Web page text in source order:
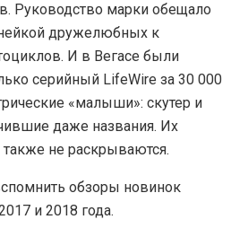
Руководство марки обещало
дружелюбных к
И в Вегасе были
серийный LifeWire за 30 000
«малыши»: скутер и
даже названия. Их
также не раскрываются.
обзоры новинок
и 2018 года.